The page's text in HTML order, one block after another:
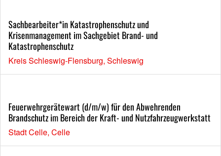
Sachbearbeiter*in Katastrophenschutz und
Krisenmanagement im Sachgebiet Brand- und
Katastrophenschutz
Kreis Schleswig-Flensburg, Schleswig
Feuerwehrgerätewart (d/m/w) für den Abwehrenden
Brandschutz im Bereich der Kraft- und Nutzfahrzeugwerkstatt
Stadt Celle, Celle